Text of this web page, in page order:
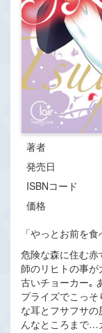
著者
発売日
ISBNコード
価格
「やっとお前を食
危険な森に住む
師のリヒトの事
古いチョーカー｡
プライズでこっ
な耳とフサフサ
んなところまで